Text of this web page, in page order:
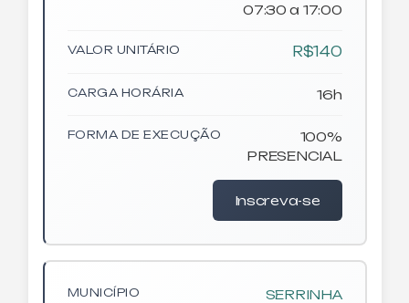
07:30 a 17:00
VALOR UNITÁRIO R$140
CARGA HORÁRIA 16h
FORMA DE EXECUÇÃO
100%
PRESENCIAL
Inscreva-se
MUNICÍPIO SERRINHA